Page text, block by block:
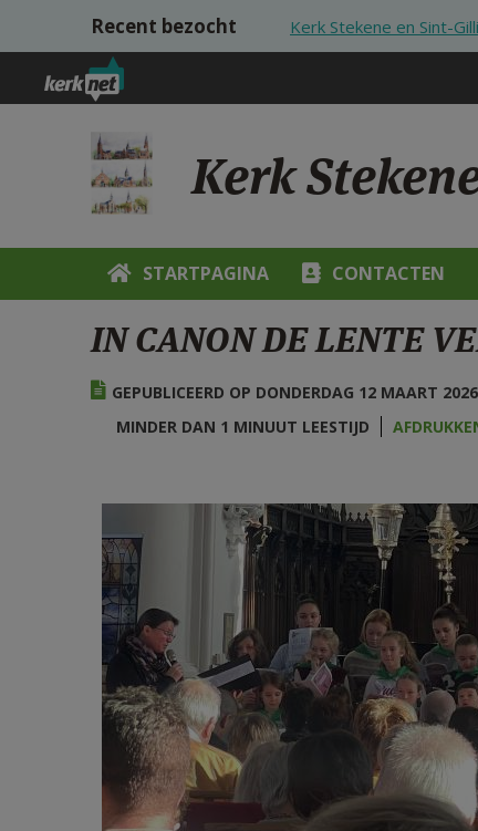
Overslaan en naar de inhoud gaan
Recent bezocht Kerk Stekene en Sint-
Kerk
STARTPAGINA CONTACTEN
IN CANON DE LENTE
GEPUBLICEERD OP DONDERDAG 12 MAART
MINDER DAN 1 MINUUT LEESTIJD
concert - IMG_5173 bewerkt.jpg